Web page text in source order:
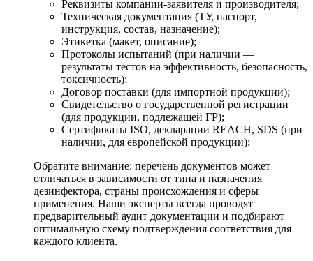
Реквизиты компании-заявителя и производителя;
Техническая документация (ТУ, паспорт,
инструкция, состав, назначение);
Этикетка (макет, описание);
Протоколы испытаний (при наличии —
результаты тестов на эффективность, безопасность,
токсичность);
Договор поставки (для импортной продукции);
Свидетельство о государственной регистрации
(для продукции, подлежащей ГР);
Сертификаты ISO, декларации REACH, SDS (при
наличии, для европейской продукции);
Обратите внимание: перечень документов может
отличаться в зависимости от типа и назначения
дезинфектора, страны происхождения и сферы
применения. Наши эксперты всегда проводят
предварительный аудит документации и подбирают
оптимальную схему подтверждения соответствия для
каждого клиента.